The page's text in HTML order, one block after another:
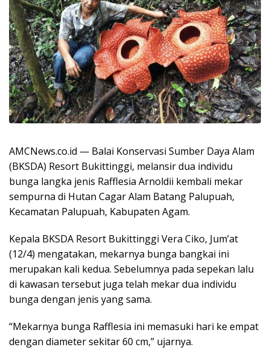
AMCNews.co.id — Balai Konservasi Sumber Daya Alam
(BKSDA) Resort Bukittinggi, melansir dua individu
bunga langka jenis Rafflesia Arnoldii kembali mekar
sempurna di Hutan Cagar Alam Batang Palupuah,
Kecamatan Palupuah, Kabupaten Agam.
Kepala BKSDA Resort Bukittinggi Vera Ciko, Jum’at
(12/4) mengatakan, mekarnya bunga bangkai ini
merupakan kali kedua. Sebelumnya pada sepekan lalu
di kawasan tersebut juga telah mekar dua individu
bunga dengan jenis yang sama.
“Mekarnya bunga Rafflesia ini memasuki hari ke empat
dengan diameter sekitar 60 cm,” ujarnya.